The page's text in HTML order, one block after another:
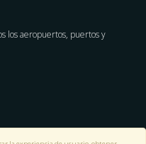
los aeropuertos, puertos y